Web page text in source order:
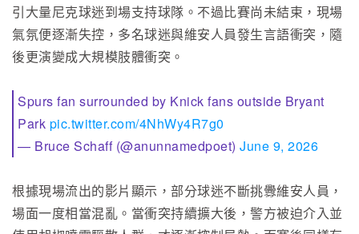
引大量尼克球迷到場支持球隊。不過比賽尚未結束，現場
氣氛便逐漸失控，多名球迷與維安人員發生言語衝突，隨
後更演變成大規模肢體衝突。
Spurs fan surrounded by Knick fans outside Bryant
Park pic.twitter.com/4NhWy4R7g0
— Bruce Schaff (@anunnamedpoet) June 9, 2026
根據現場流出的影片顯示，部分球迷不斷挑釁維安人員，
場面一度相當混亂。當衝突持續擴大後，警方被迫介入並